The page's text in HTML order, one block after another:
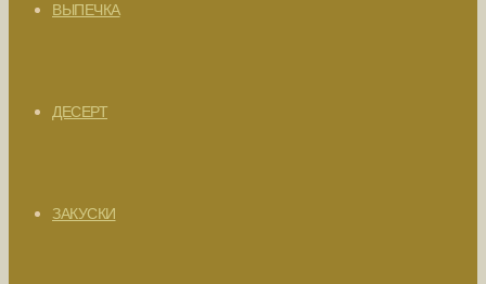
ВЫПЕЧКА
ДЕСЕРТ
ЗАКУСКИ